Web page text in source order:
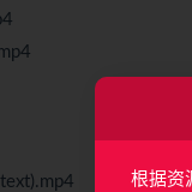
根据资